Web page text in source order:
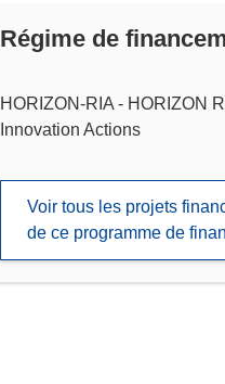
Régime de
HORIZON-RIA - HORIZON
Innovation Actions
Voir tous les projets
de ce programme de